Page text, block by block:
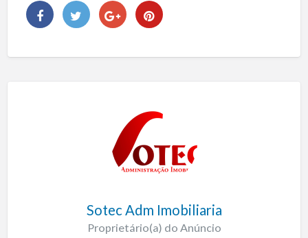
Sotec Adm Imobiliaria
Proprietário(a) do Anúncio